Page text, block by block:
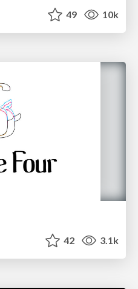
49 10k
42 3.1k